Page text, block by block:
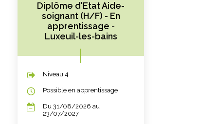
Diplôme d'Etat Aide-
soignant (H/F) - En
apprentissage -
Luxeuil-les-bains
Niveau 4
Possible en apprentissage
Du 31/08/2026 au
23/07/2027